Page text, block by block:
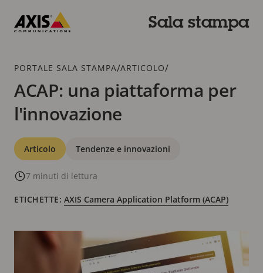
contenuto
Sala stampa
Breadcrumb
PORTALE SALA STAMPA/ARTICOLO/
ACAP: una piattaforma per
l'innovazione
Categorie
Articolo Tendenze e innovazioni
7 minuti di lettura
ETICHETTE: AXIS Camera Application Platform (ACAP)